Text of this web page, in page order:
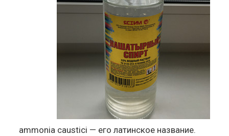
ammonia caustici — его латинское название.